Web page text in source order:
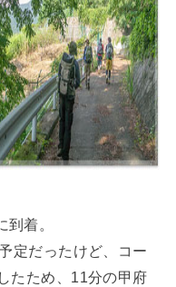
着。
定だったけど、コー
たため、11分の甲府